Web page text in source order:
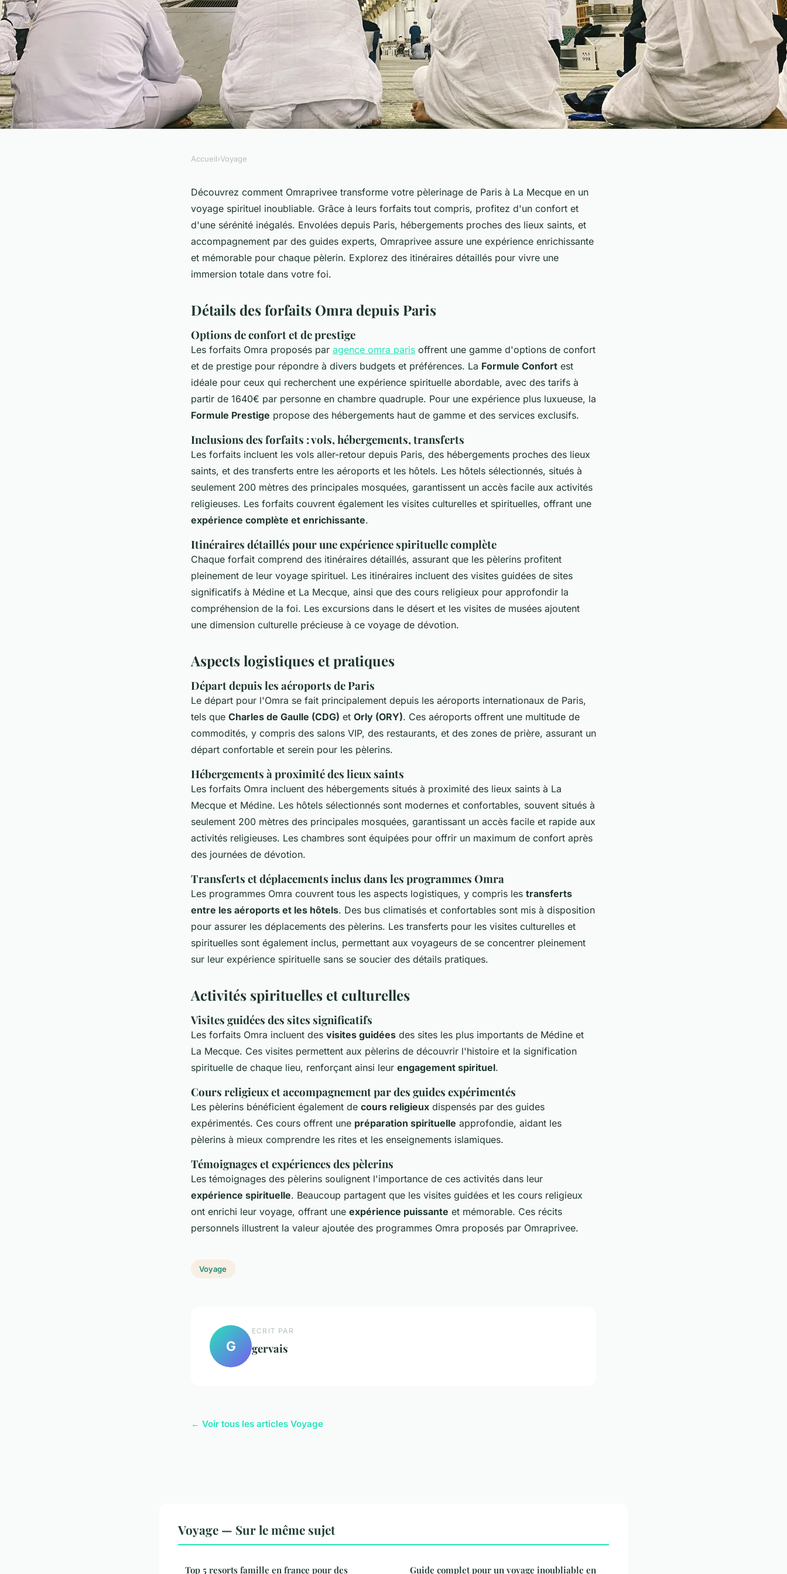
Voyage spirituel de Paris à La Mecque
avec votre agence Omra
Accueil›Voyage
Découvrez comment Omraprivee transforme votre pèlerinage de Paris à La Mecque en un
voyage spirituel inoubliable. Grâce à leurs forfaits tout compris, profitez d'un confort et
d'une sérénité inégalés. Envolées depuis Paris, hébergements proches des lieux saints, et
accompagnement par des guides experts, Omraprivee assure une expérience enrichissante
et mémorable pour chaque pèlerin. Explorez des itinéraires détaillés pour vivre une
immersion totale dans votre foi.
Détails des forfaits Omra depuis Paris
Options de confort et de prestige
Les forfaits Omra proposés par agence omra paris offrent une gamme d'options de confort
et de prestige pour répondre à divers budgets et préférences. La Formule Confort est
idéale pour ceux qui recherchent une expérience spirituelle abordable, avec des tarifs à
partir de 1640€ par personne en chambre quadruple. Pour une expérience plus luxueuse, la
Formule Prestige propose des hébergements haut de gamme et des services exclusifs.
Inclusions des forfaits : vols, hébergements, transferts
Les forfaits incluent les vols aller-retour depuis Paris, des hébergements proches des lieux
saints, et des transferts entre les aéroports et les hôtels. Les hôtels sélectionnés, situés à
seulement 200 mètres des principales mosquées, garantissent un accès facile aux activités
religieuses. Les forfaits couvrent également les visites culturelles et spirituelles, offrant une
expérience complète et enrichissante.
Itinéraires détaillés pour une expérience spirituelle complète
Chaque forfait comprend des itinéraires détaillés, assurant que les pèlerins profitent
pleinement de leur voyage spirituel. Les itinéraires incluent des visites guidées de sites
significatifs à Médine et La Mecque, ainsi que des cours religieux pour approfondir la
compréhension de la foi. Les excursions dans le désert et les visites de musées ajoutent
une dimension culturelle précieuse à ce voyage de dévotion.
Aspects logistiques et pratiques
Départ depuis les aéroports de Paris
Le départ pour l'Omra se fait principalement depuis les aéroports internationaux de Paris,
tels que Charles de Gaulle (CDG) et Orly (ORY). Ces aéroports offrent une multitude de
commodités, y compris des salons VIP, des restaurants, et des zones de prière, assurant un
départ confortable et serein pour les pèlerins.
Hébergements à proximité des lieux saints
Les forfaits Omra incluent des hébergements situés à proximité des lieux saints à La
Mecque et Médine. Les hôtels sélectionnés sont modernes et confortables, souvent situés à
seulement 200 mètres des principales mosquées, garantissant un accès facile et rapide aux
activités religieuses. Les chambres sont équipées pour offrir un maximum de confort après
des journées de dévotion.
Transferts et déplacements inclus dans les programmes Omra
Les programmes Omra couvrent tous les aspects logistiques, y compris les transferts
entre les aéroports et les hôtels. Des bus climatisés et confortables sont mis à disposition
pour assurer les déplacements des pèlerins. Les transferts pour les visites culturelles et
spirituelles sont également inclus, permettant aux voyageurs de se concentrer pleinement
sur leur expérience spirituelle sans se soucier des détails pratiques.
Activités spirituelles et culturelles
Visites guidées des sites significatifs
Les forfaits Omra incluent des visites guidées des sites les plus importants de Médine et
La Mecque. Ces visites permettent aux pèlerins de découvrir l'histoire et la signification
spirituelle de chaque lieu, renforçant ainsi leur engagement spirituel.
Cours religieux et accompagnement par des guides expérimentés
Les pèlerins bénéficient également de cours religieux dispensés par des guides
expérimentés. Ces cours offrent une préparation spirituelle approfondie, aidant les
pèlerins à mieux comprendre les rites et les enseignements islamiques.
Témoignages et expériences des pèlerins
Les témoignages des pèlerins soulignent l'importance de ces activités dans leur
expérience spirituelle. Beaucoup partagent que les visites guidées et les cours religieux
ont enrichi leur voyage, offrant une expérience puissante et mémorable. Ces récits
personnels illustrent la valeur ajoutée des programmes Omra proposés par Omraprivee.
Voyage
G
ECRIT PAR
gervais
← Voir tous les articles Voyage
Voyage — Sur le même sujet
Top 5 resorts famille en france pour des Guide complet pour un voyage inoubliable en